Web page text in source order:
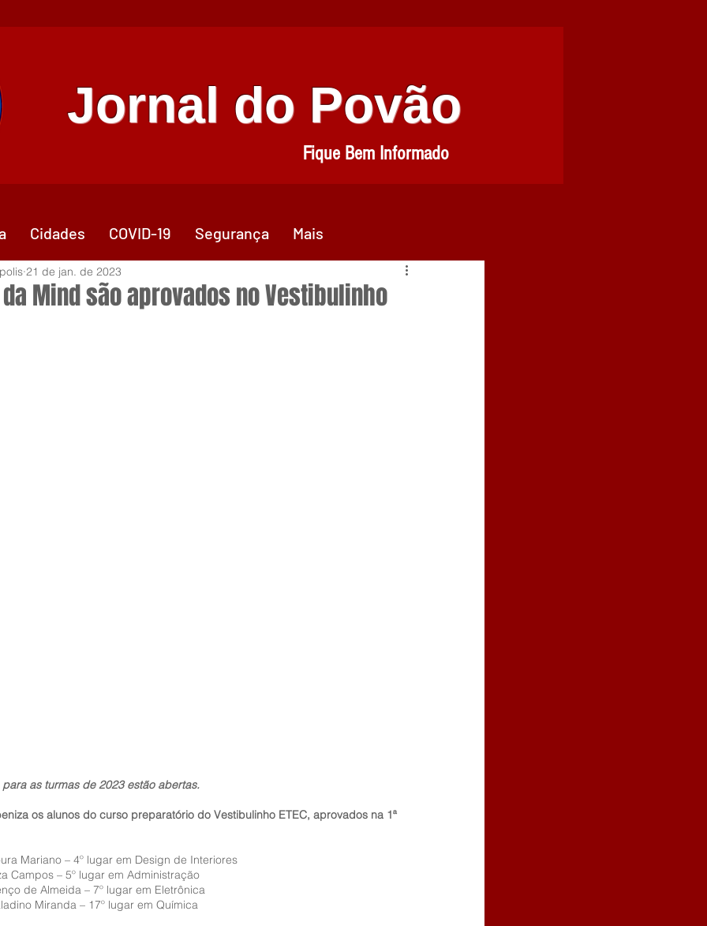
Jornal do Povão
Fique Bem Informado
Mind são aprovados no Vestibulinho
21 de jan. de 2023
as turmas de 2023 estão abertas.
os alunos do curso preparatório do Vestibulinho ETEC, aprovados na 1ª
Mariano – 4º lugar em Design de Interiores
Campos – 5º lugar em Administração
de Almeida – 7º lugar em Eletrônica
Miranda – 17º lugar em Química
Cidades COVID-19 Segurança Mais